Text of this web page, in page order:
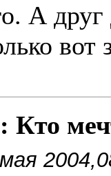
А
вот
Кто